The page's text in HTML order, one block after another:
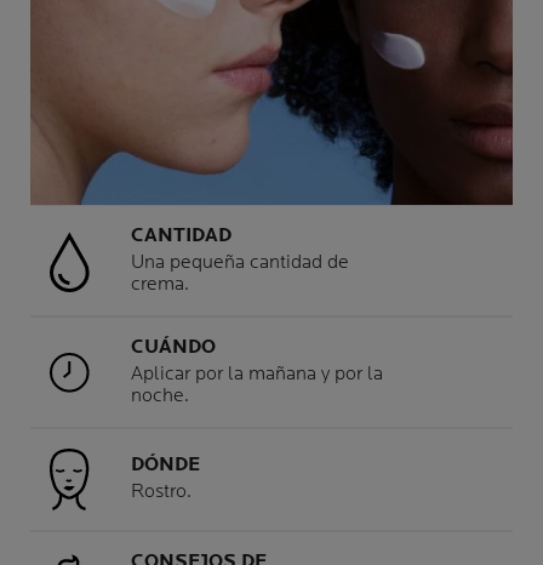
CANTIDAD
Una pequeña cantidad de
crema.
CUÁNDO
Aplicar por la mañana y por la
noche.
DÓNDE
Rostro.